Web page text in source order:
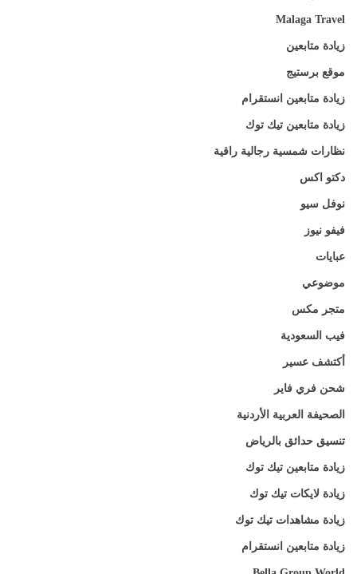
Malaga Travel
زيادة متابعين
موقع برستيج
زيادة متابعين انستقرام
زيادة متابعين تيك توك
نظارات شمسية رجالية راقية
دكتو اكس
نوفل سيو
فيفو نيوز
عبايات
موضوعي
متجر مكس
فيب السعودية
أكتشف عسير
شحن فري فاير
الصحيفة العربية الأردنية
تنسيق حدائق بالرياض
زيادة متابعين تيك توك
زيادة لايكات تيك توك
زيادة مشاهدات تيك توك
زيادة متابعين انستقرام